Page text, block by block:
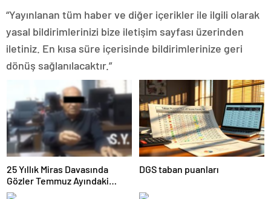
“Yayınlanan tüm haber ve diğer içerikler ile ilgili olarak
yasal bildirimlerinizi bize iletişim sayfası üzerinden
iletiniz. En kısa süre içerisinde bildirimlerinize geri
dönüş sağlanılacaktır.”
25 Yıllık Miras Davasında
Gözler Temmuz Ayındaki
Karar Duruşmasına Çevrildi
DGS taban puanları